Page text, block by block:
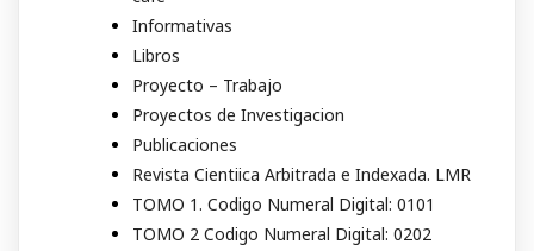
Informativas
Libros
Proyecto – Trabajo
Proyectos de Investigacion
Publicaciones
Revista Cientiica Arbitrada e Indexada. LMR
TOMO 1. Codigo Numeral Digital: 0101
TOMO 2 Codigo Numeral Digital: 0202